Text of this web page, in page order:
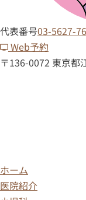
代表番号03-5627-
Web予約
〒136-0072 東京都
ホーム
医院紹介